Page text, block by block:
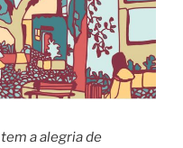
tem a alegria de